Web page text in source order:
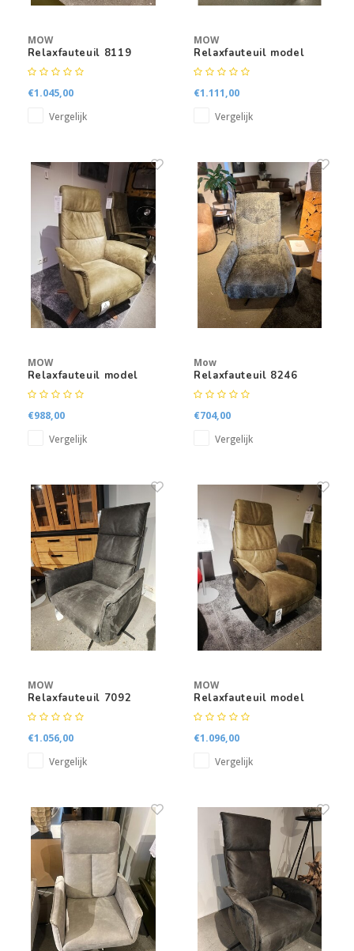
MOW
Relaxfauteuil 8119
€1.045,00
Vergelijk
MOW
Relaxfauteuil model
5881
€1.111,00
Vergelijk
MOW
Relaxfauteuil model
7064
€988,00
Vergelijk
Mow
Relaxfauteuil 8246
€704,00
Vergelijk
MOW
Relaxfauteuil 7092
€1.056,00
Vergelijk
MOW
Relaxfauteuil model
7065
€1.096,00
Vergelijk